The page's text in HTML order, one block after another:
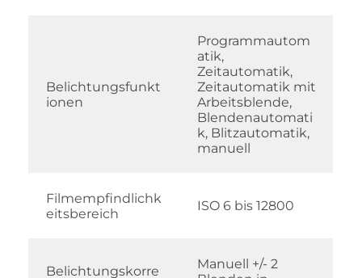
Belichtungsfunkt
ionen
Programmautom
atik,
Zeitautomatik,
Zeitautomatik mit
Arbeitsblende,
Blendenautomati
k, Blitzautomatik,
manuell
Filmempfindlichk
eitsbereich
ISO 6 bis 12800
Belichtungskorre
Manuell +/- 2